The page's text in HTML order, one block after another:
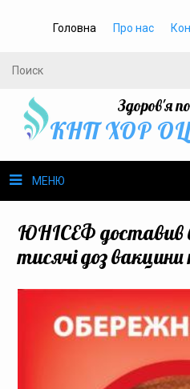
Головна Про нас
Здоров'я
КНП ХОР
МЕНЮ
Громадське здоров’я
Громадянам
Медпрацівникам
ЮНІСЕФ доставив
тисячі доз